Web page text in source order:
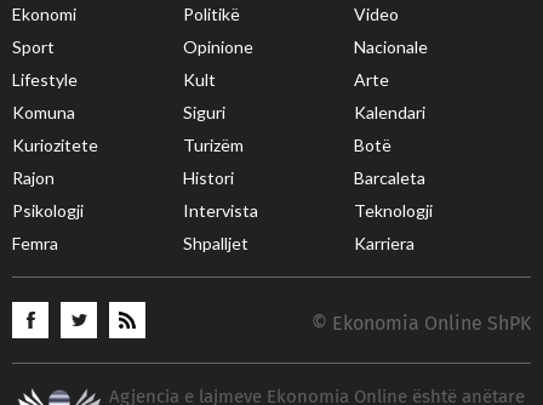
Ekonomi Politikë
Video
Sport
Opinione
Nacionale
Lifestyle
Kult
Arte
Komuna
Siguri
Kalendari
Kuriozitete
Turizëm
Botë
Rajon
Histori
Barcaleta
Psikologji
Intervista
Teknologji
Femra
Shpalljet Karriera
© Ekonomia Online ShPK
Agjencia e lajmeve Ekonomia Online është anëtare